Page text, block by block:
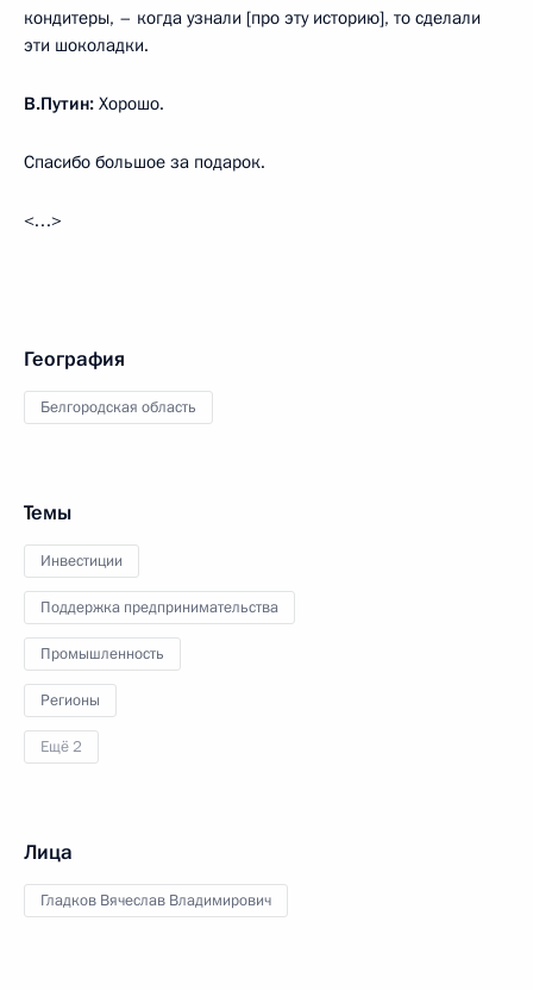
кондитеры, – когда узнали [про эту историю], то сделали
эти шоколадки.
В.Путин: Хорошо.
Спасибо большое за подарок.
<…>
География
Белгородская область
Темы
Инвестиции
Поддержка предпринимательства
Промышленность
Регионы
Ещё 2
Лица
Гладков Вячеслав Владимирович